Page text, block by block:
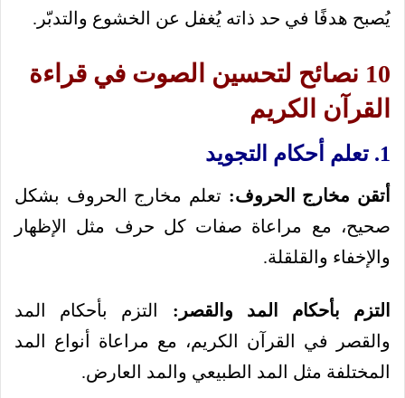
يُصبح هدفًا في حد ذاته يُغفل عن الخشوع والتدبّر.
10 نصائح لتحسين الصوت في قراءة
القرآن الكريم
1. تعلم أحكام التجويد
أتقن مخارج الحروف: تعلم مخارج الحروف بشكل
صحيح، مع مراعاة صفات كل حرف مثل الإظهار
والإخفاء والقلقلة.
التزم بأحكام المد والقصر: التزم بأحكام المد
والقصر في القرآن الكريم، مع مراعاة أنواع المد
المختلفة مثل المد الطبيعي والمد العارض.